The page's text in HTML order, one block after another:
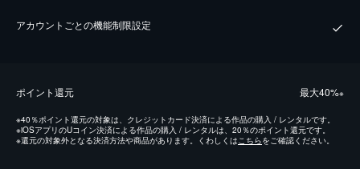
アカウントごとの機能制限設定
ポイント還元 最⼤40%※
※40％ポイント還元の対象は、クレジットカード決済による作品の購入 / レンタルです。
※iOSアプリのUコイン決済による作品の購入 / レンタルは、20％のポイント還元です。
※還元の対象外となる決済方法や商品があります。くわしくはこちらをご確認ください。